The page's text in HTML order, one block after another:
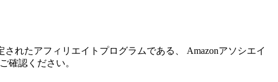
れたアフィリエイトプログラムである、 Amazonアソシエイ
確認ください。